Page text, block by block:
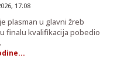
, 17:08
plasman u glavni žreb
finalu kvalifikacija pobedio